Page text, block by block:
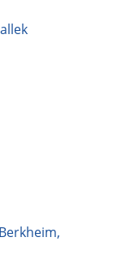
Berkheim,